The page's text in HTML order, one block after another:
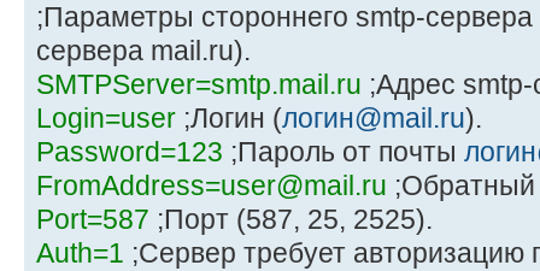
;Параметры стороннего smtp-
сервера mail.ru).
SMTPServer=smtp.mail.ru ;Адрес
Login=user ;Логин (логин@mail.ru).
Password=123 ;Пароль от почты
FromAddress=user@mail.ru ;Обратный
Port=587 ;Порт (587, 25, 2525).
Auth=1 ;Сервер требует авторизацию